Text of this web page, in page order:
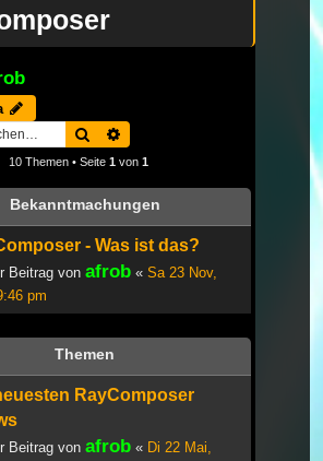
Suche
10 Themen • Seite 1 von 1
Bekanntmachungen
- Was ist das?
Beitrag von afrob « Sa 23 Nov,
pm
Themen
RayComposer
Beitrag von afrob « Di 22 Mai,